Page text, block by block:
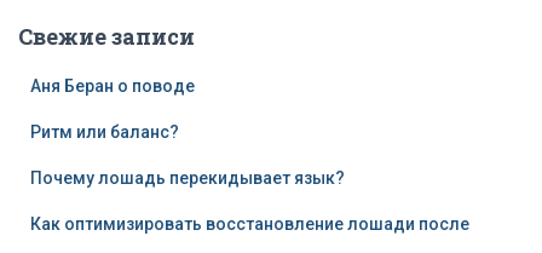
и
Свежие записи
Аня Беран о поводе
Ритм или баланс?
Почему лошадь перекидывает язык?
Как оптимизировать восстановление лошади после